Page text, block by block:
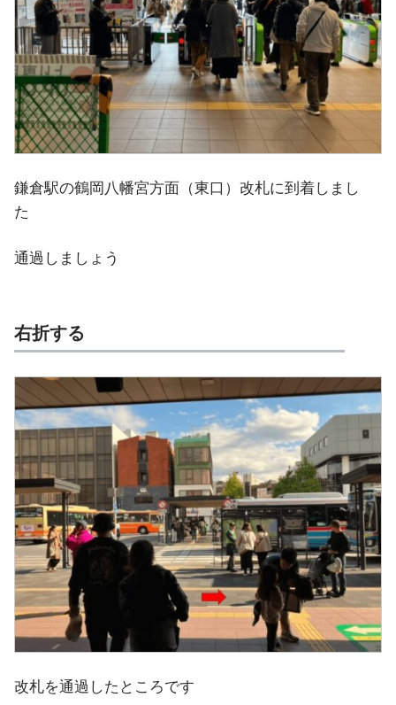
鎌倉駅の鶴岡八幡宮方面（東口）改札に到着しまし
た
通過しましょう
右折する
改札を通過したところです